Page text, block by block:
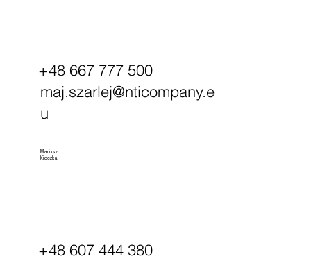
maj.szarlej@nticompany.e
u
+48 667 777 500
Mariusz
Kieczka
+48 607 444 380